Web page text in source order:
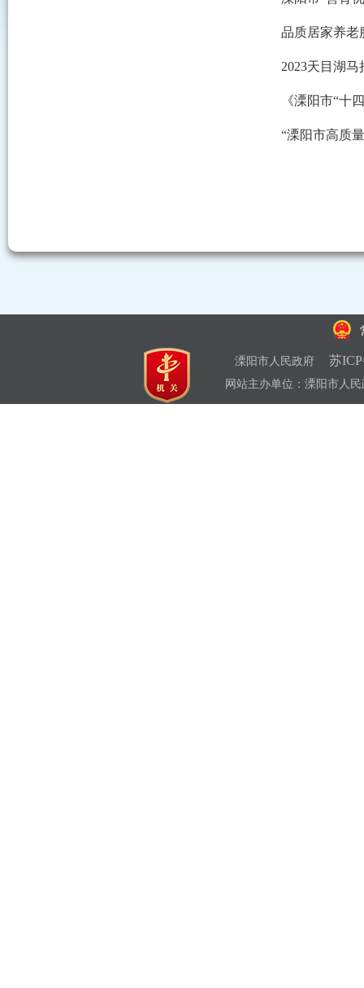
品质居家养老
2023天目湖
《溧阳市“十
“溧阳市高质
溧阳市人民政府 苏
网站主办单位：溧阳市人